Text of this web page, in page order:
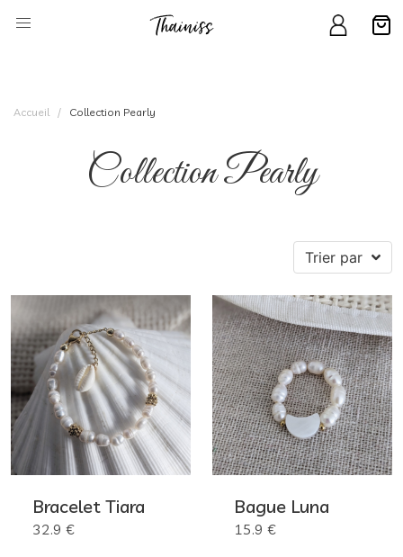
Accueil Collection Pearly
Collection Pearly
Trier par
Bracelet Tiara
32.9 €
Bague Luna
15.9 €